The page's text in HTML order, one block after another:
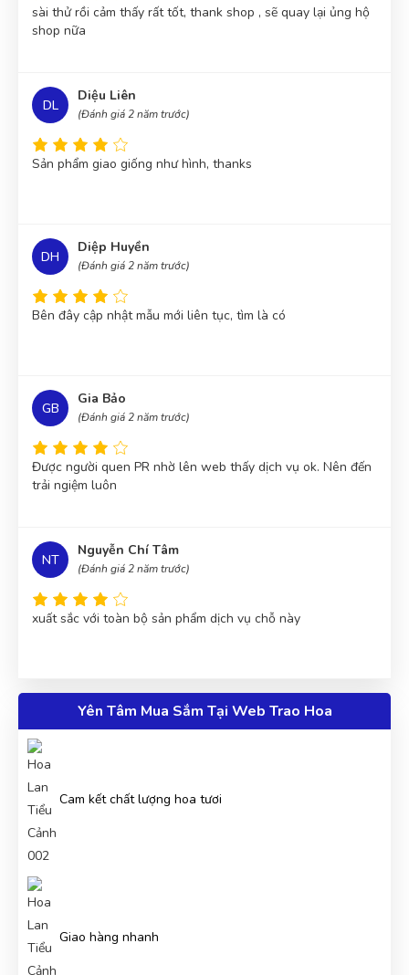
sài thử rồi cảm thấy rất tốt, thank shop , sẽ quay lại ủng hộ
shop nữa
DL
Diệu Liên
(Đánh giá 2 năm trước)
Sản phẩm giao giống như hình, thanks
DH
Diệp Huyền
(Đánh giá 2 năm trước)
Bên đây cập nhật mẫu mới liên tục, tìm là có
GB
Gia Bảo
(Đánh giá 2 năm trước)
Được người quen PR nhờ lên web thấy dịch vụ ok. Nên đến
trải ngiệm luôn
NT
Nguyễn Chí Tâm
(Đánh giá 2 năm trước)
xuất sắc với toàn bộ sản phẩm dịch vụ chỗ này
Yên Tâm Mua Sắm Tại Web Trao Hoa
Cam kết chất lượng hoa tươi
Giao hàng nhanh